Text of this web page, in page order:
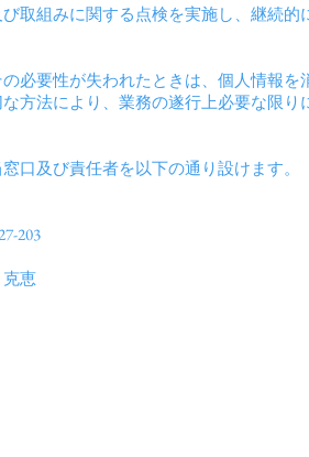
取組みに関する点検を実施し、継続的
必要性が失われたときは、個人情報
方法により、業務の遂行上必要な限り
口及び責任者を以下の通り設けます。
203
恵